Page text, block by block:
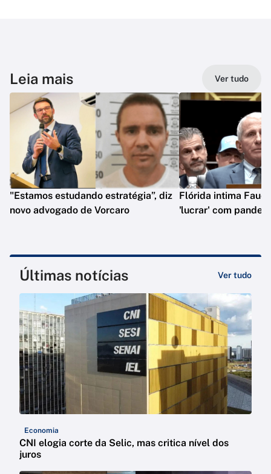
Leia mais Ver tudo
"Estamos estudando estratégia”, diz
novo advogado de Vorcaro
Flórida intima
'lucrar' com
Últimas notícias Ver tudo
Economia
CNI elogia corte da Selic, mas critica nível dos
juros